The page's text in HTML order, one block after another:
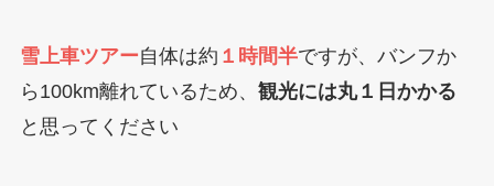
雪上車ツアー自体は約 １時間半ですが、バンフか
ら100km離れているため、 観光には丸１日かかる
と思ってください